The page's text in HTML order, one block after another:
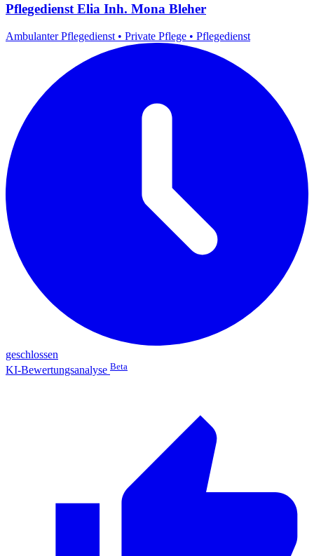
Pflegedienst Elia Inh. Mona Bleher
Ambulanter Pflegedienst • Private Pflege • Pflegedienst
geschlossen
KI-Bewertungsanalyse Beta